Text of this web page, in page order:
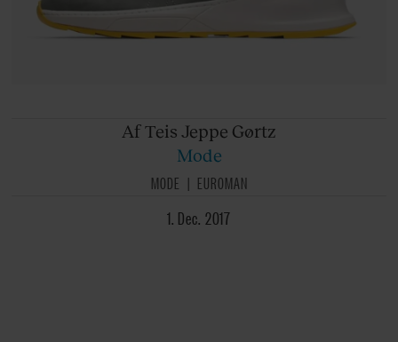
Af Teis Jeppe Gørtz
Mode
MODE
EUROMAN
1. Dec. 2017